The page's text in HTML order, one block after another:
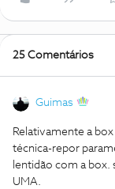
25 Comentários
Guimas
Relativamente a
técnica-repor
lentidão com a box.
UMA.